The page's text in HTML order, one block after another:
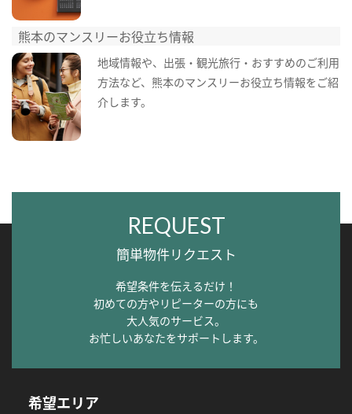
熊本のマンスリーお役立ち情報
地域情報や、出張・観光旅行・おすすめのご利用
方法など、熊本のマンスリーお役立ち情報をご紹
介します。
REQUEST
簡単物件リクエスト
希望条件を伝えるだけ！
初めての方やリピーターの方にも
大人気のサービス。
お忙しいあなたをサポートします。
希望エリア